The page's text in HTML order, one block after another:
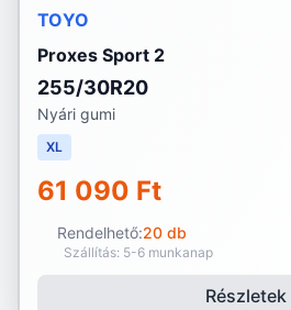
TOYO
Proxes Sport 2
255/30R20
Nyári gumi
XL
61 090 Ft
Rendelhető:20 db
Szállítás: 5-6 munkanap
Részletek